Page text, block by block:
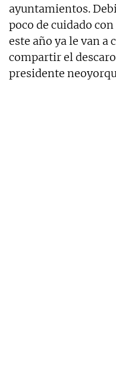
ayuntamientos.
poco de cuidado
este año ya le van a
compartir el
presidente